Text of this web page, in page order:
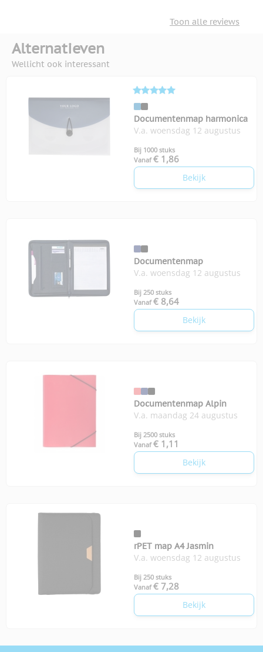
Toon alle reviews
Alternatieven
Wellicht ook interessant
Documentenmap harmonica
V.a. woensdag 12 augustus
Bij 1000 stuks
Vanaf € 1,86
Bekijk
Documentenmap
V.a. woensdag 12 augustus
Bij 250 stuks
Vanaf € 8,64
Bekijk
Documentenmap Alpin
V.a. maandag 24 augustus
Bij 2500 stuks
Vanaf € 1,11
Bekijk
rPET map A4 Jasmin
V.a. woensdag 12 augustus
Bij 250 stuks
Vanaf € 7,28
Bekijk